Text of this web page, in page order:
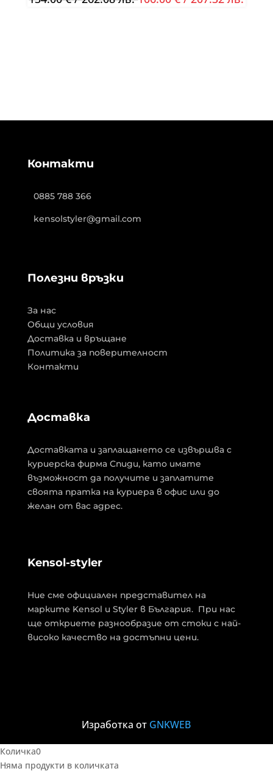
Контакти
0885 788 366
kensolstyler@gmail.com
Полезни връзки
За нас
Общи условия
Доставка и връщане
Политика за поверителност
Контакти
Доставка
Доставката и заплащането се извършва с
куриерска фирма Спиди, като имате
възможност да получите и заплатите
своята пратка на куриера в офис или до
желан от вас адрес.
Kensol-styler
Ние сме официален представител на
марките Kensol и Styler в България. При нас
ще откриете разнообразие от стоки с най-
високо качество на достъпни цени.
Изработка от GNKWEB
Количка0
Няма продукти в количката